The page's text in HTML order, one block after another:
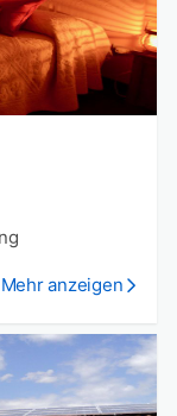
Mehr anzeigen